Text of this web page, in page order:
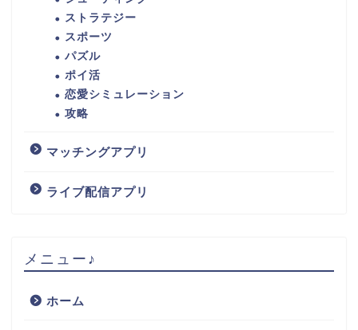
ストラテジー
スポーツ
パズル
ポイ活
恋愛シミュレーション
攻略
マッチングアプリ
ライブ配信アプリ
メニュー♪
ホーム